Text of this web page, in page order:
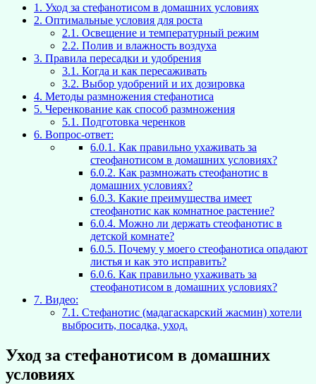
1. Уход за стефанотисом в домашних условиях
2. Оптимальные условия для роста
2.1. Освещение и температурный режим
2.2. Полив и влажность воздуха
3. Правила пересадки и удобрения
3.1. Когда и как пересаживать
3.2. Выбор удобрений и их дозировка
4. Методы размножения стефанотиса
5. Черенкование как способ размножения
5.1. Подготовка черенков
6. Вопрос-ответ:
6.0.1. Как правильно ухаживать за
стеофанотисом в домашних условиях?
6.0.2. Как размножать стеофанотис в
домашних условиях?
6.0.3. Какие преимущества имеет
стеофанотис как комнатное растение?
6.0.4. Можно ли держать стеофанотис в
детской комнате?
6.0.5. Почему у моего стеофанотиса опадают
листья и как это исправить?
6.0.6. Как правильно ухаживать за
стеофанотисом в домашних условиях?
7. Видео:
7.1. Стефанотис (мадагаскарский жасмин) хотели
выбросить, посадка, уход.
Уход за стефанотисом в домашних
условиях